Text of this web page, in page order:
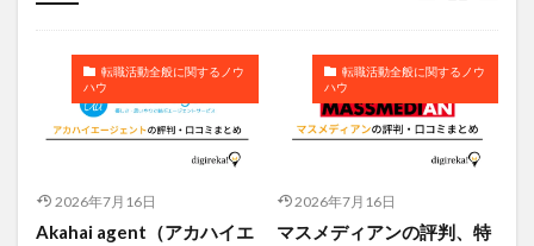
コラム
用語集
転職活動全般に関するノウハウ
業界未経験者向けのキャリア記事
業界在籍者向けのキャリア記事
求人企業情報
転職活動全般に関するノウ
ハウ
2026年7月16日
Akahai agent（アカハイエ
転職活動全般に関するノウ
ハウ
2026年7月16日
マスメディアンの評判、特